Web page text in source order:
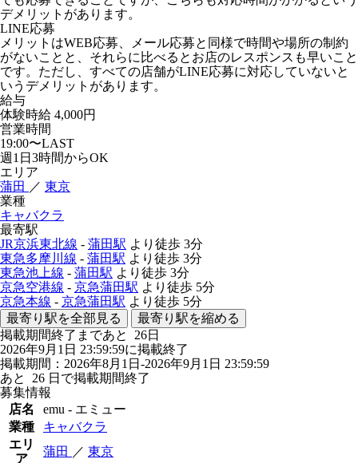
デメリットがあります。
LINE応募
メリットはWEB応募、メール応募と同様で時間や場所の制約
がないことと、それらに比べるとお店のレスポンスも早いこと
です。ただし、すべての店舗がLINE応募に対応していないと
いうデメリットがあります。
給与
体験時給 4,000円
営業時間
19:00〜LAST
週1日3時間からOK
エリア
蒲田 ／ 東京
業種
キャバクラ
最寄駅
JR京浜東北線 - 蒲田駅 より徒歩 3分
東急多摩川線 - 蒲田駅 より徒歩 3分
東急池上線 - 蒲田駅 より徒歩 3分
京急空港線 - 京急蒲田駅 より徒歩 5分
京急本線 - 京急蒲田駅 より徒歩 5分
最寄り駅を全部見る
最寄り駅を縮める
掲載期間終了まであと 26日
2026年9月1日 23:59:59に掲載終了
掲載期間：2026年8月1日-2026年9月1日 23:59:59
あと 26 日で掲載期間終了
募集情報
店名
emu - エミュー
業種
キャバクラ
エリ
ア
蒲田 ／ 東京